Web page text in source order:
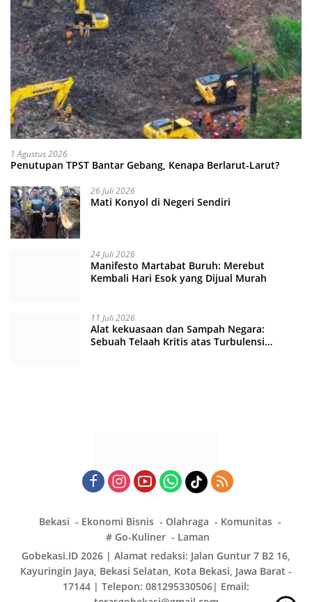
1 Agustus 2026
Penutupan TPST Bantar Gebang, Kenapa Berlarut-Larut?
26 Juli 2026
Mati Konyol di Negeri Sendiri
24 Juli 2026
Manifesto Martabat Buruh: Merebut
Kembali Hari Esok yang Dijual Murah
11 Juli 2026
Alat kekuasaan dan Sampah Negara:
Sebuah Telaah Kritis atas Turbulensi
Bekasi Ekonomi Bisnis Olahraga
Komunitas
# Go-Kuliner
Laman
Gobekasi.ID 2026 | Alamat redaksi: Jalan Guntur 7 B2 16,
Kayuringin Jaya, Bekasi Selatan, Kota Bekasi, Jawa Barat -
17144 | Telepon: 081295330506| Email: